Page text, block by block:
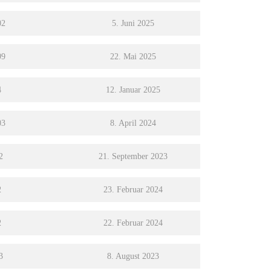
5. Juni 2025
22. Mai 2025
12. Januar 2025
8. April 2024
21. September 2023
23. Februar 2024
22. Februar 2024
8. August 2023